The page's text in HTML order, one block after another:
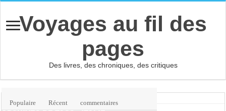
Voyages au fil des
pages
Des livres, des chroniques, des critiques
Populaire Récent commentaires